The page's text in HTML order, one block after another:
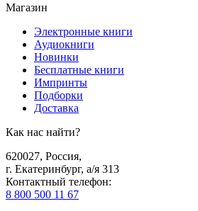
Магазин
Электронные книги
Аудиокниги
Новинки
Бесплатные книги
Импринты
Подборки
Доставка
Как нас найти?
620027, Россия,
г. Екатеринбург, а/я 313
Контактный телефон:
8 800 500 11 67